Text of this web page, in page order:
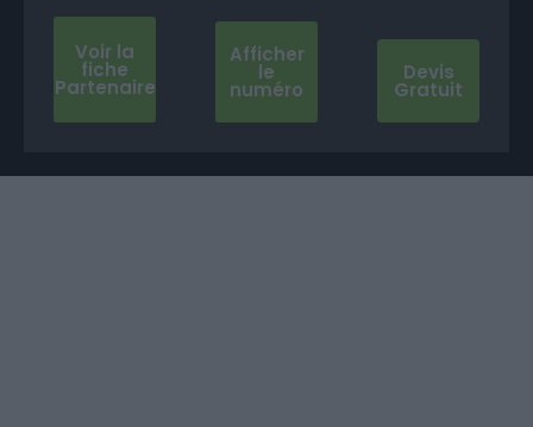
Voir la
fiche
Partenaire
Afficher
le
numéro
Devis
Gratuit